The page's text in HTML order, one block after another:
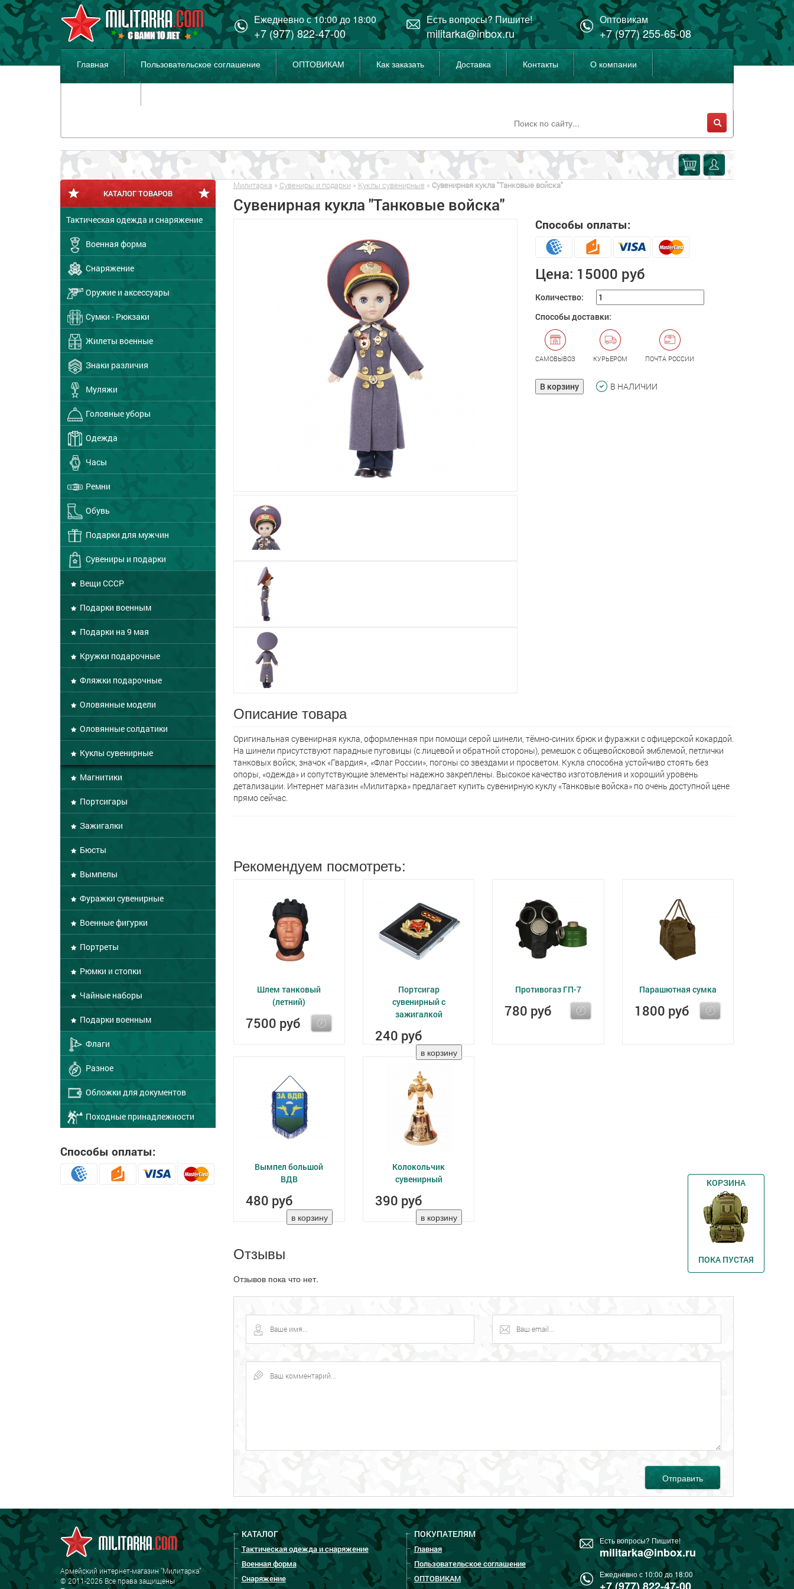
Ежедневно с 10:00 до 18:00
+7 (977) 822-47-00
Есть вопросы? Пишите!
militarka@inbox.ru
Оптовикам
+7 (977) 255-65-08
Главная Пользовательское соглашение ОПТОВИКАМ Как заказать Доставка Контакты О компании
КАТАЛОГ ТОВАРОВ
Тактическая одежда и снаряжение
Военная форма
Снаряжение
Оружие и аксессуары
Сумки - Рюкзаки
Жилеты военные
Знаки различия
Муляжи
Головные уборы
Одежда
Часы
Ремни
Обувь
Подарки для мужчин
Сувениры и подарки
Вещи СССР
Подарки военным
Подарки на 9 мая
Кружки подарочные
Фляжки подарочные
Оловянные модели
Оловянные солдатики
Куклы сувенирные
Магнитики
Портсигары
Зажигалки
Бюсты
Вымпелы
Фуражки сувенирные
Военные фигурки
Портреты
Рюмки и стопки
Чайные наборы
Подарки военным
Флаги
Разное
Обложки для документов
Походные принадлежности
Способы оплаты:
Милитарка » Сувениры и подарки » Куклы сувенирные » Сувенирная кукла "Танковые войска"
Сувенирная кукла "Танковые войска"
Способы оплаты:
Цена: 15000 руб
Количество:
Способы доставки:
САМОВЫВОЗ КУРЬЕРОМ ПОЧТА РОССИИ
В корзину В НАЛИЧИИ
Описание товара
Оригинальная сувенирная кукла, оформленная при помощи серой шинели, тёмно-синих брюк и фуражки с офицерской кокардой.
На шинели присутствуют парадные пуговицы (с лицевой и обратной стороны), ремешок с общевойсковой эмблемой, петлички
танковых войск, значок «Гвардия», «Флаг России», погоны со звездами и просветом. Кукла способна устойчиво стоять без
опоры, «одежда» и сопутствующие элементы надежно закреплены. Высокое качество изготовления и хороший уровень
детализации. Интернет магазин «Милитарка» предлагает кyпить сувенирную куклу «Танковые войска» по очень доступной цене
прямо сейчас.
Рекомендуем посмотреть:
Шлем танковый
(летний)
7500 руб
Портсигар
сувенирный с
зажигалкой
240 руб
Противогаз ГП-7
780 руб
Парашютная сумка
1800 руб
Вымпел большой
ВДВ
480 руб
Колокольчик
сувенирный
390 руб
Отзывы
Отзывов пока что нет.
Отправить
Есть вопросы? Пишите!
militarka@inbox.ru
Ежедневно с 10:00 до 18:00
КАТАЛОГ
Тактическая одежда и снаряжение
Военная форма
Снаряжение
ПОКУПАТЕЛЯМ
Главная
Пользовательское соглашение
ОПТОВИКАМ
Армейский интернет-магазин "Милитарка"
© 2011-2026 Все права защищены
КОРЗИНА
ПОКА ПУСТАЯ